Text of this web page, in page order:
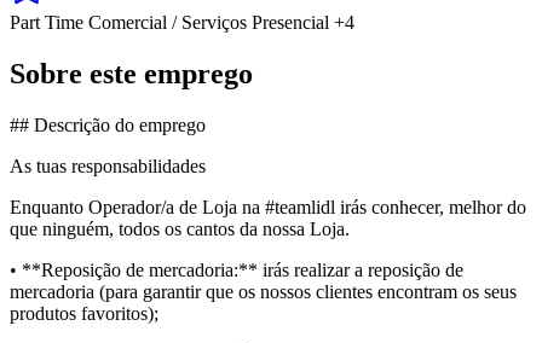
Part Time Comercial / Serviços Presencial +4
Sobre este emprego
## Descrição do emprego
As tuas responsabilidades
Enquanto Operador/a de Loja na #teamlidl irás conhecer, melhor do
que ninguém, todos os cantos da nossa Loja.
• **Reposição de mercadoria:** irás realizar a reposição de
mercadoria (para garantir que os nossos clientes encontram os seus
produtos favoritos);